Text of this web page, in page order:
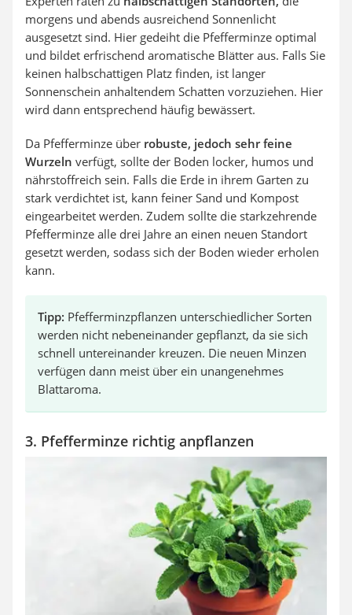
morgens und abends ausreichend Sonnenlicht
ausgesetzt sind. Hier gedeiht die Pfefferminze optimal
und bildet erfrischend aromatische Blätter aus. Falls Sie
keinen halbschattigen Platz finden, ist langer
Sonnenschein anhaltendem Schatten vorzuziehen. Hier
wird dann entsprechend häufig bewässert.
Da Pfefferminze über robuste, jedoch sehr feine
Wurzeln verfügt, sollte der Boden locker, humos und
nährstoffreich sein. Falls die Erde in ihrem Garten zu
stark verdichtet ist, kann feiner Sand und Kompost
eingearbeitet werden. Zudem sollte die starkzehrende
Pfefferminze alle drei Jahre an einen neuen Standort
gesetzt werden, sodass sich der Boden wieder erholen
kann.
Tipp: Pfefferminzpflanzen unterschiedlicher Sorten
werden nicht nebeneinander gepflanzt, da sie sich
schnell untereinander kreuzen. Die neuen Minzen
verfügen dann meist über ein unangenehmes
Blattaroma.
3. Pfefferminze richtig anpflanzen